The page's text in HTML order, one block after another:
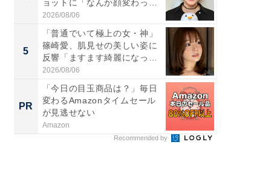
ョットに「なんか顔変わっ
た」の...
2026/08/06
5
「普通でいて極上の女・神」
篠崎愛、肌見せの美しい姿に
反響「ますます綺麗になって
い...
2026/08/06
PR
「今日の目玉商品は？」毎日
変わるAmazonタイムセール
が見逃せない
Amazon
Recommended by